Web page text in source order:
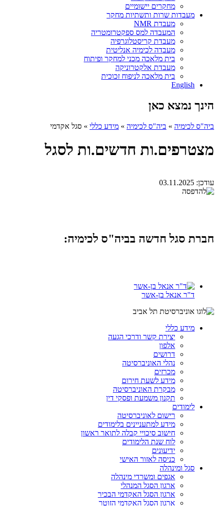
מחקרים יישומיים
מעבדות שרות ותשתיות מחקר
מעבדת NMR
המעבדה למס ספקטרומטריה
מעבדת קריסטלוגרפיה
מעבדה לכימיה אנליטית
בית מלאכה מכני למחקר ופיתוח
מעבדת אלקטרוניקה
בית מלאכה לניפוח זכוכית
English
הינך נמצא כאן
ביה"ס לכימיה » ביה"ס לכימיה » מידע כללי » סגל אקדמי
מצטרפים.ות חדשים.ות לסגל
עודכן: 03.11.2025
חברת סגל חדשה בביה"ס לכימיה:
ד"ר אנאל בן-אשר
מידע כללי
יצירת קשר ודרכי הגעה
אלפון
דרושים
נהלי האוניברסיטה
מכרזים
מידע לשעת חירום
מבקרת האוניברסיטה
תקנון משמעת ופסקי דין
לימודים
רישום לאוניברסיטה
מידע למתעניינים בלימודים
חישוב סיכויי קבלה לתואר ראשון
לוח שנת הלימודים
ידיעונים
כניסה לאזור האישי
סגל ומינהלה
אגפים ומשרדי מינהלה
ארגון הסגל המנהלי
ארגון הסגל האקדמי הבכיר
ארגון הסגל האקדמי הזוטר